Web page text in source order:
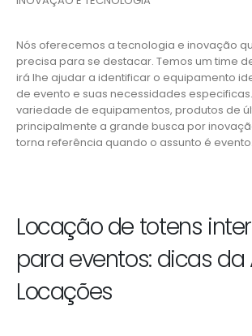
Nós oferecemos a tecnologia e inovação
precisa para se destacar. Temos um time
irá lhe ajudar a identificar o equipamento
de evento e suas necessidades
variedade de equipamentos, produtos de
principalmente a grande busca por
torna referência quando o assunto é evento.
Locação de totens
para eventos: dicas da
Locações